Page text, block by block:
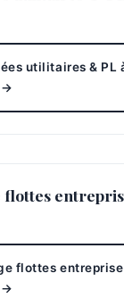
utilitaires & PL
→
flottes entreprise
→